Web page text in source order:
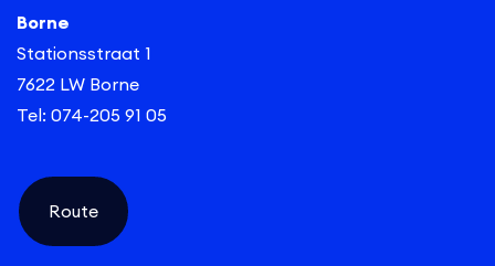
Borne
Stationsstraat 1
7622 LW Borne
Tel: 074-205 91 05
Route